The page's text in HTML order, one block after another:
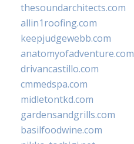
thesoundarchitects.com
allin1roofing.com
keepjudgewebb.com
anatomyofadventure.com
drivancastillo.com
cmmedspa.com
midletontkd.com
gardensandgrills.com
basilfoodwine.com